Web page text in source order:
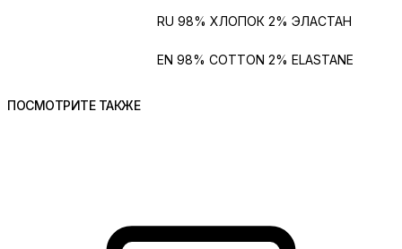
RU 98% ХЛОПОК 2% ЭЛАСТАН
EN 98% COTTON 2% ELASTANE
ПОСМОТРИТЕ ТАКЖЕ